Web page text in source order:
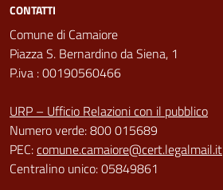
CONTATTI
Comune di Camaiore
Piazza S. Bernardino da Siena, 1
P.iva : 00190560466
URP – Ufficio Relazioni con il pubblico
Numero verde: 800 015689
PEC:comune.camaiore@cert.legalmail.it
Centralino unico: 05849861